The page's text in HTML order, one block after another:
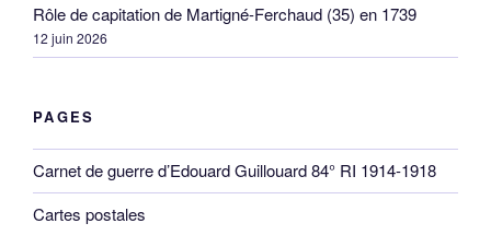
Rôle de capitation de Martigné-Ferchaud (35) en 1739
12 juin 2026
PAGES
Carnet de guerre d’Edouard Guillouard 84° RI 1914-1918
Cartes postales